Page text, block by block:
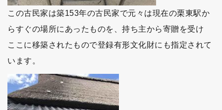
この古民家は築153年の古民家で元々は現在の栗東駅か
らすぐの場所にあったものを、持ち主から寄贈を受け
ここに移築されたもので登録有形文化財にも指定されて
います。